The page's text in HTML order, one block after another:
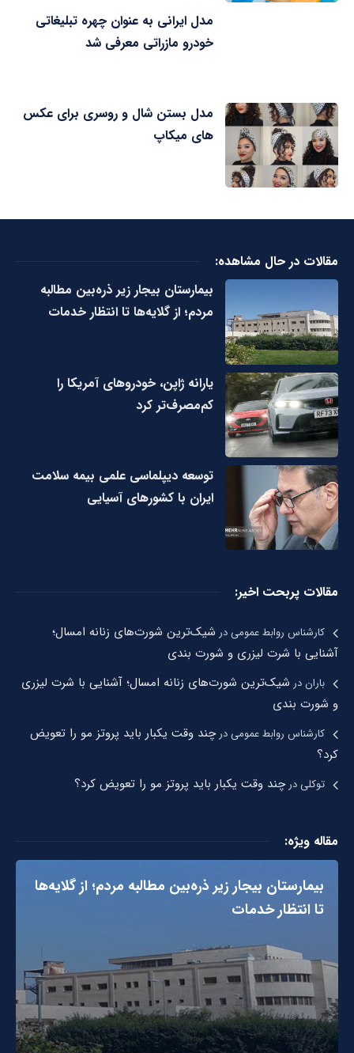
مدل ایرانی به عنوان چهره تبلیغاتی
خودرو مازراتی معرفی شد
مدل بستن شال و روسری برای عکس
های میکاپ
مقالات در حال مشاهده:
بیمارستان بیجار زیر ذره‌بین مطالبه
مردم؛ از گلایه‌ها تا انتظار خدمات
یارانه ژاپن، خودروهای آمریکا را
کم‌مصرف‌تر کرد
توسعه دیپلماسی علمی بیمه سلامت
ایران با کشورهای آسیایی
مقالات پربحت اخیر:
کارشناس روابط عمومیدر شیک‌ترین شورت‌های زنانه امسال؛
آشنایی با شرت لیزری و شورت بندی
باراندر شیک‌ترین شورت‌های زنانه امسال؛ آشنایی با شرت لیزری
و شورت بندی
کارشناس روابط عمومیدرچند وقت یکبار باید پروتز مو را تعویض
کرد؟
توکلیدرچند وقت یکبار باید پروتز مو را تعویض کرد؟
مقاله ویژه:
بیمارستان بیجار زیر ذره‌بین مطالبه مردم؛ از گلایه‌ها
تا انتظار خدمات